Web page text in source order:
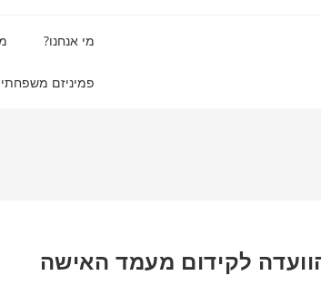
מי אנחנו?
פמיניזם משפחתי
לקידום מעמד האישה